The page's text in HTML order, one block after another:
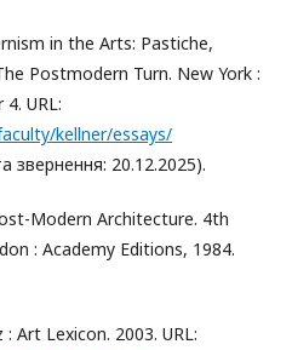
in the Arts: Pastiche,
Postmodern Turn. New York :
URL:
kellner/essays/
звернення: 20.12.2025).
Modern Architecture. 4th
: Academy Editions, 1984.
Art Lexicon. 2003. URL: